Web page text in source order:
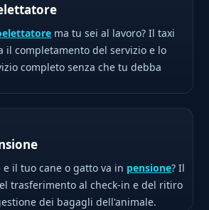
ma tu sei al lavoro? Il taxi
il completamento del servizio e lo
completo senza che tu debba
e il tuo cane o gatto va in pensione? Il
trasferimento al check-in e del ritiro
dei bagagli dell'animale.